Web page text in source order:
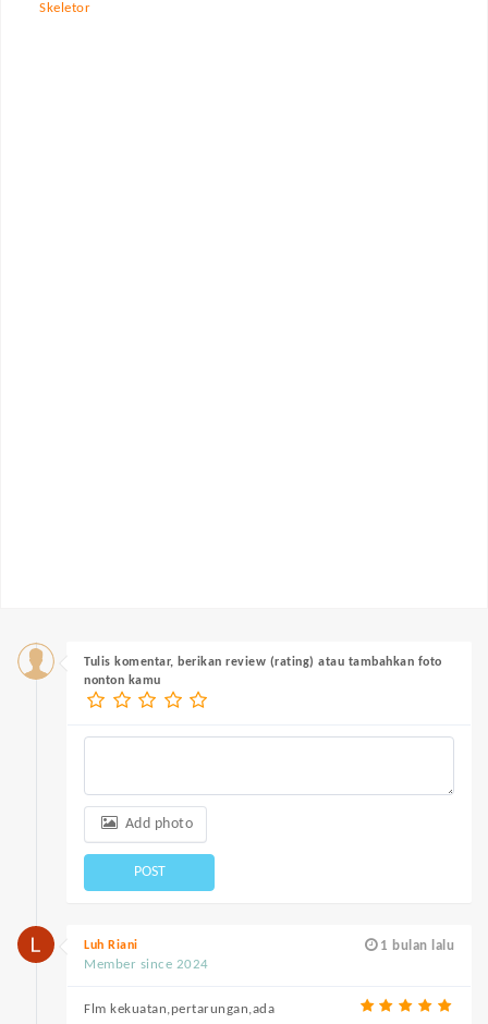
Skeletor
Tulis komentar, berikan review (rating) atau tambahkan foto
nonton kamu
Add photo
POST
1 bulan lalu
Luh Riani
Member since 2024
Flm kekuatan,pertarungan,ada